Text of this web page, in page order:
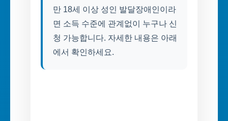
만 18세 이상 성인 발달장애인이라
면 소득 수준에 관계없이 누구나 신
청 가능합니다. 자세한 내용은 아래
에서 확인하세요.